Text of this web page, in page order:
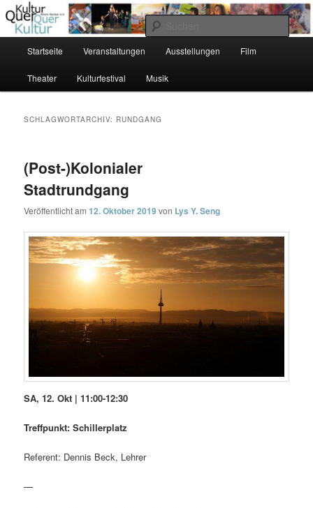
Zum
primären
Inhalt
springen
Zum
sekundären
Inhalt
springenKulturQuer Rhein-Neckar e.V.
Förderung zeitgenössischer Kunst und Kultur
Startseite Veranstaltungen Ausstellungen Film
Theater Kulturfestival Musik
SCHLAGWORTARCHIV: RUNDGANG
(Post-)Kolonialer
Stadtrundgang
Veröffentlicht am12. Oktober 2019 von Lys Y. Seng
SA, 12. Okt | 11:00-12:30
Treffpunkt: Schillerplatz
Referent: Dennis Beck, Lehrer
—